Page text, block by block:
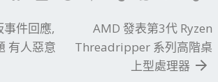
事件回應,
有人惡意
AMD 發表第3代 Ryzen
Threadripper 系列高階桌
上型處理器